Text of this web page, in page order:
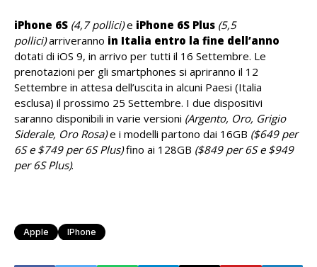
iPhone 6S (4,7 pollici)e iPhone 6S Plus (5,5
pollici)arriveranno in Italia entro la fine dell’anno
dotati di iOS 9, in arrivo per tutti il 16 Settembre. Le
prenotazioni per gli smartphones si apriranno il 12
Settembre in attesa dell’uscita in alcuni Paesi (Italia
esclusa) il prossimo 25 Settembre. I due dispositivi
saranno disponibili in varie versioni (Argento, Oro, Grigio
Siderale, Oro Rosa)e i modelli partono dai 16GB ($649 per
6S e $749 per 6S Plus)fino ai 128GB ($849 per 6S e $949
per 6S Plus).
Apple IPhone